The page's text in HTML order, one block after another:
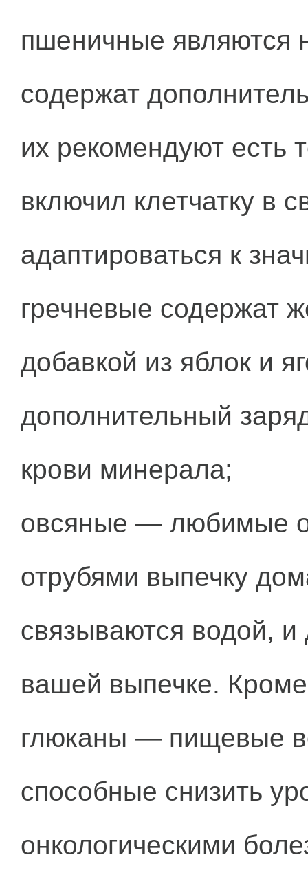
пшеничные являются
содержат
их рекомендуют есть
включил клетчатку в
адаптироваться к
гречневые содержат
добавкой из яблок и
дополнительный
крови минерала;
овсяные — любимые
отрубями выпечку
связываются водой,
вашей выпечке.
глюканы — пищевые
способные снизить
онкологическими